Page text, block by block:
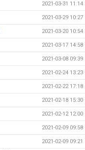
2021-03-31 11:14
2021-03-29 10:27
2021-03-20 10:54
2021-03-17 14:58
2021-03-08 09:39
2021-02-24 13:23
2021-02-22 17:18
2021-02-18 15:30
2021-02-12 12:00
2021-02-09 09:58
2021-02-09 09:21